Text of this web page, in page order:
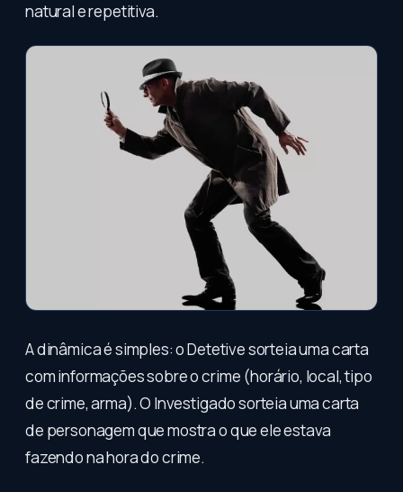
natural e repetitiva.
A dinâmica é simples: o Detetive sorteia uma carta
com informações sobre o crime (horário, local, tipo
de crime, arma). O Investigado sorteia uma carta
de personagem que mostra o que ele estava
fazendo na hora do crime.